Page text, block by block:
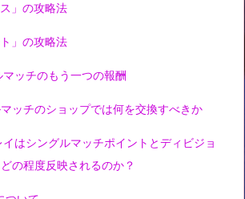
」の攻略法
」の攻略法
マッチのもう一つの報酬
マッチのショップでは何を交換すべきか
イはシングルマッチポイントとディビジョ
の程度反映されるのか？